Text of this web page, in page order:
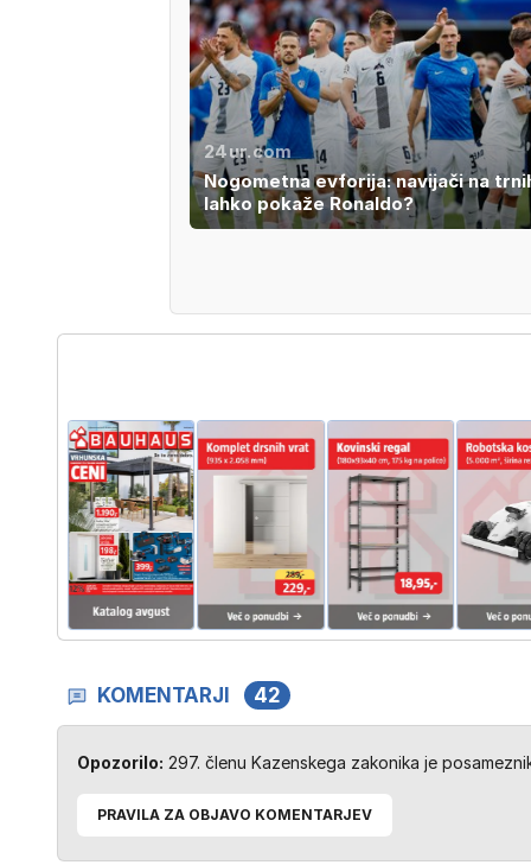
24ur.com
Nogometna evforija: navijači na
lahko pokaže Ronaldo?
KOMENTARJI 42
Opozorilo: 297. členu Kazenskega zakonika je
PRAVILA ZA OBJAVO KOMENTARJEV